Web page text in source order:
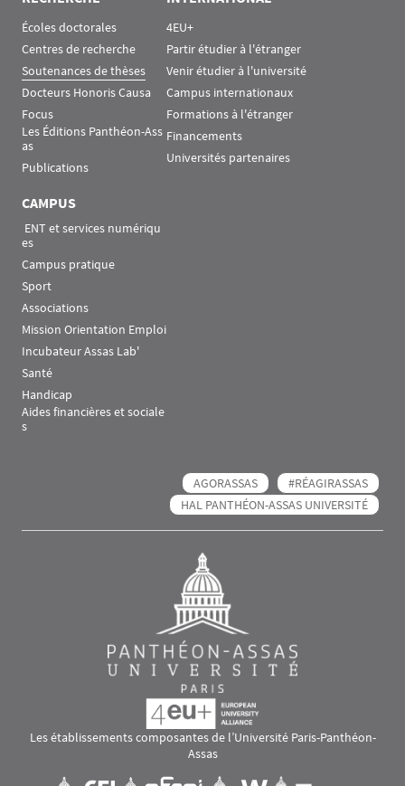
Écoles doctorales
Centres de recherche
Soutenances de thèses
Docteurs Honoris Causa
Focus
Les Éditions Panthéon-Ass
as
Publications
4EU+
Partir étudier à l'étranger
Venir étudier à l'université
Campus internationaux
Formations à l'étranger
Financements
Universités partenaires
CAMPUS
es
Campus pratique
Sport
Associations
Mission Orientation Emploi
Incubateur Assas Lab'
Santé
Handicap
Aides financières et sociale
s
AGORASSAS
#RÉAGIRASSAS
HAL PANTHÉON-ASSAS UNIVERSITÉ
Les établissements composantes de l’Université Paris-Panthéon-
Assas